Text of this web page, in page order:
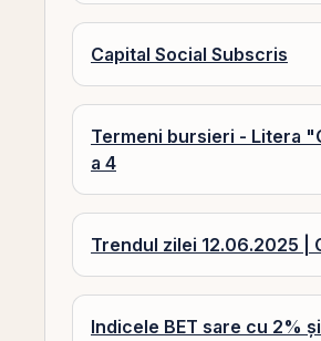
Capital Social Subscris
Termeni bursieri - Litera
a 4
Trendul zilei 12.06.2025 |
Indicele BET sare cu 2%